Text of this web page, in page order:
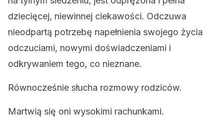
dziecięcej, niewinnej ciekawości. Odczuwa
nieodpartą potrzebę napełnienia swojego życia
odczuciami, nowymi doświadczeniami i
odkrywaniem tego, co nieznane.
Równocześnie słucha rozmowy rodziców.
Martwią się oni wysokimi rachunkami.